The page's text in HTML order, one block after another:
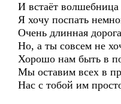
И встаёт волшебница
Я хочу поспать
Очень длинная
Но, а ты совсем не
Хорошо нам быть в
Мы оставим всех в
Нас с тобой им